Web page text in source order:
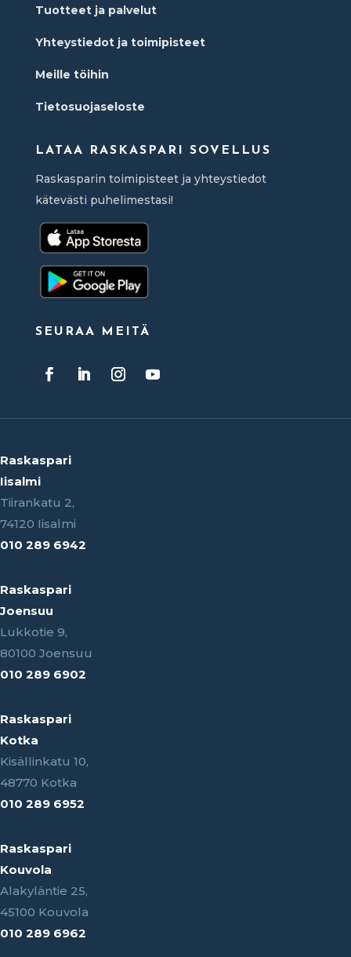
Tuotteet ja palvelut
Yhteystiedot ja toimipisteet
Meille töihin
Tietosuojaseloste
LATAA RASKASPARI SOVELLUS
Raskasparin toimipisteet ja yhteystiedot
kätevästi puhelimestasi!
SEURAA MEITÄ
Raskaspari
Iisalmi
Tiirankatu 2,
74120 Iisalmi
010 289 6942
Raskaspari
Joensuu
Lukkotie 9,
80100 Joensuu
010 289 6902
Raskaspari
Kotka
Kisällinkatu 10,
48770 Kotka
010 289 6952
Raskaspari
Kouvola
Alakyläntie 25,
45100 Kouvola
010 289 6962